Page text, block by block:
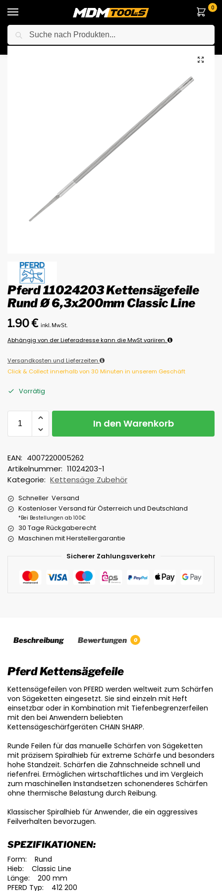
0
Startseite / Zubehör & Handwerkzeuge
Pferd 11024203 Kettensägefeile
Rund Ø 6,3x200mm Classic Line
1.90€ inkl. MwSt.
Abhängig von der Lieferadresse kann die MwSt variiren.
Versandkosten und Lieferzeiten
Click & Collect innerhalb von 30 Minuten in unserem Geschäft
Vorrätig
In den Warenkorb
EAN: 4007220005262
Artikelnummer: 11024203-1
Kategorie: Kettensäge Zubehör
Schneller Versand
Kostenloser Versand für Österreich und Deutschland
*Bei Bestellungen ab 100€
30 Tage Rückgaberecht
Maschinen mit Herstellergarantie
Sicherer Zahlungsverkehr
Beschreibung Bewertungen 0
Pferd Kettensägefeile
Kettensägefeilen von PFERD werden weltweit zum Schärfen
von Sägeketten eingesetzt. Sie sind einzeln mit Heft
einsetzbar oder in Kombination mit Tiefenbegrenzerfeilen
mit den bei Anwendern beliebten
Kettensägeschärfgeräten CHAIN SHARP.
Runde Feilen für das manuelle Schärfen von Sägeketten
mit präzisem Spiralhieb für extreme Schärfe und besonders
hohe Standzeit. Schärfen die Zahnschneide schnell und
riefenfrei. Ermöglichen wirtschaftliches und im Vergleich
zum maschinellen Instandsetzen schonenderes Schärfen
ohne thermische Belastung durch Reibung.
Klassischer Spiralhieb für Anwender, die ein aggressives
Feilverhalten bevorzugen.
SPEZIFIKATIONEN:
Form: Rund
Hieb: Classic Line
Länge: 200 mm
PFERD Typ: 412 200